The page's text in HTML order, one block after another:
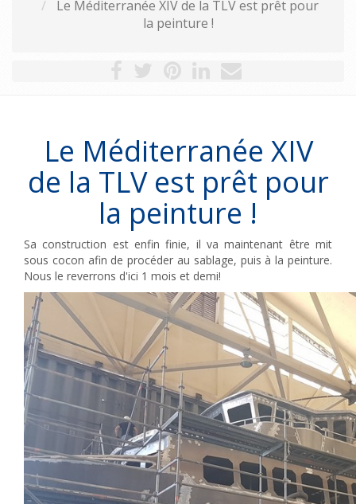
Le Méditerranée XIV de la TLV est prêt pour
la peinture !
Le Méditerranée XIV
de la TLV est prêt pour
la peinture !
Sa construction est enfin finie, il va maintenant être mit
sous cocon afin de procéder au sablage, puis à la peinture.
Nous le reverrons d'ici 1 mois et demi!